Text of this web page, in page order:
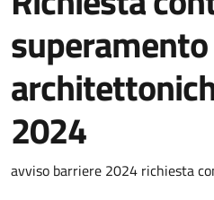
2024
Dettagli del
avviso barriere 2024 richiesta